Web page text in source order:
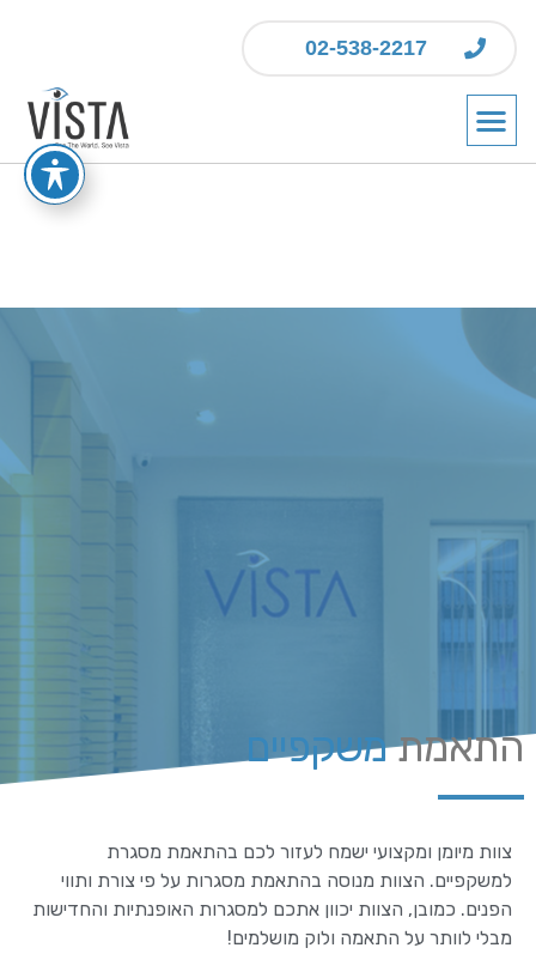
02-538-2217
התאמתמשקפיים
צוות מיומן ומקצועי ישמח לעזור לכם בהתאמת מסגרת
למשקפיים. הצוות מנוסה בהתאמת מסגרות על פי צורת ותווי
הפנים. כמובן, הצוות יכוון אתכם למסגרות האופנתיות והחדישות
מבלי לוותר על התאמה ולוק מושלמים!